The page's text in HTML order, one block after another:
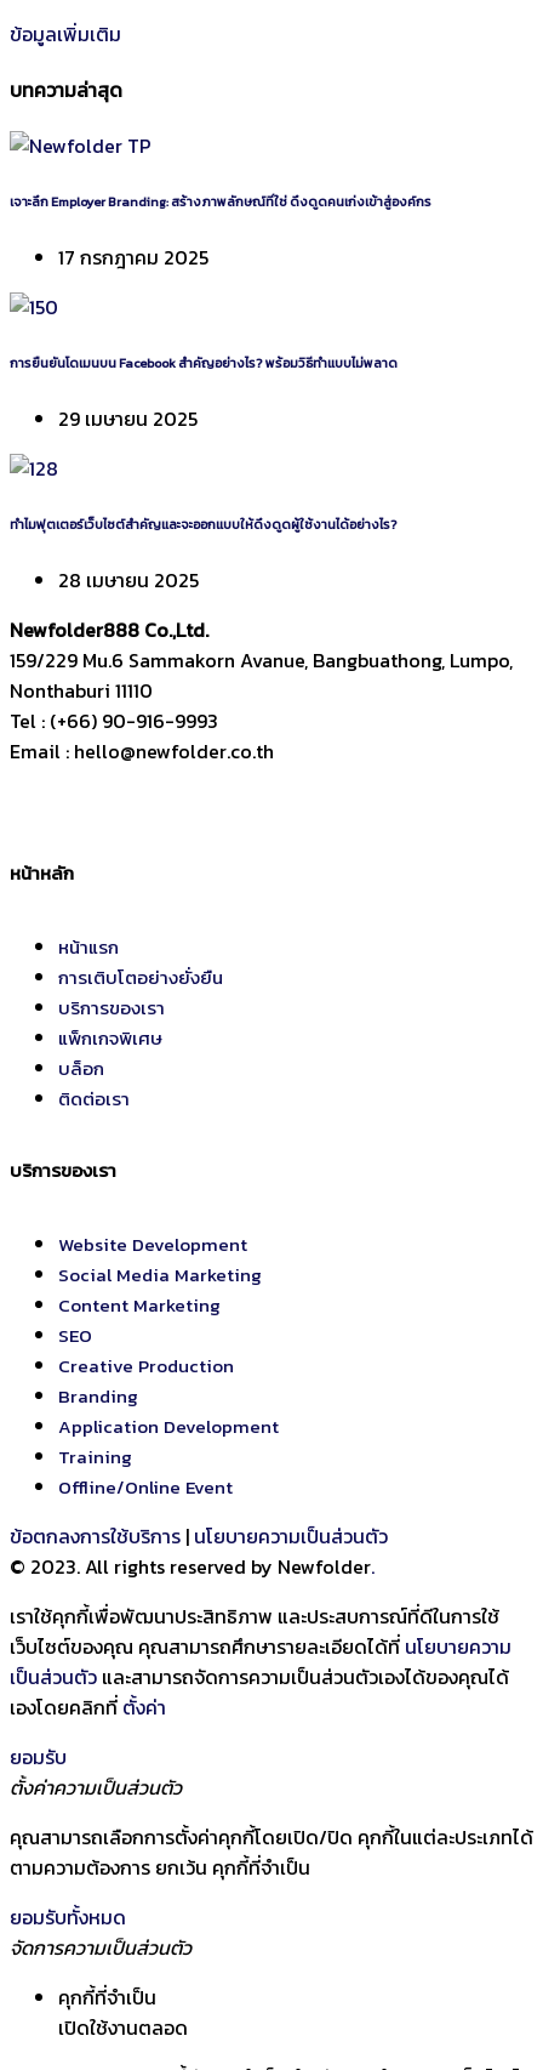
ข้อมูลเพิ่มเติม
บทความล่าสุด
เจาะลึก Employer Branding: สร้างภาพลักษณ์ที่ใช่ ดึงดูดคนเก่งเข้าสู่องค์กร
17 กรกฎาคม 2025
การยืนยันโดเมนบน Facebook สำคัญอย่างไร? พร้อมวิธีทำแบบไม่พลาด
29 เมษายน 2025
ทำไมฟุตเตอร์เว็บไซต์สำคัญและจะออกแบบให้ดึงดูดผู้ใช้งานได้อย่างไร?
28 เมษายน 2025
Newfolder888 Co.,Ltd.
159/229 Mu.6 Sammakorn Avanue, Bangbuathong, Lumpo,
Nonthaburi 11110
Tel : (+66) 90-916-9993
Email : hello@newfolder.co.th
หน้าหลัก
หน้าแรก
การเติบโตอย่างยั่งยืน
บริการของเรา
แพ็กเกจพิเศษ
บล็อก
ติดต่อเรา
บริการของเรา
Website Development
Social Media Marketing
Content Marketing
SEO
Creative Production
Branding
Application Development
Training
Offline/Online Event
ข้อตกลงการใช้บริการ | นโยบายความเป็นส่วนตัว
© 2023. All rights reserved by Newfolder.
เราใช้คุกกี้เพื่อพัฒนาประสิทธิภาพ และประสบการณ์ที่ดีในการใช้
เว็บไซต์ของคุณ คุณสามารถศึกษารายละเอียดได้ที่ นโยบายความ
เป็นส่วนตัว และสามารถจัดการความเป็นส่วนตัวเองได้ของคุณได้
เองโดยคลิกที่ ตั้งค่า
ยอมรับ
ตั้งค่าความเป็นส่วนตัว
คุณสามารถเลือกการตั้งค่าคุกกี้โดยเปิด/ปิด คุกกี้ในแต่ละประเภทได้
ตามความต้องการ ยกเว้น คุกกี้ที่จำเป็น
ยอมรับทั้งหมด
จัดการความเป็นส่วนตัว
คุกกี้ที่จำเป็น
เปิดใช้งานตลอด